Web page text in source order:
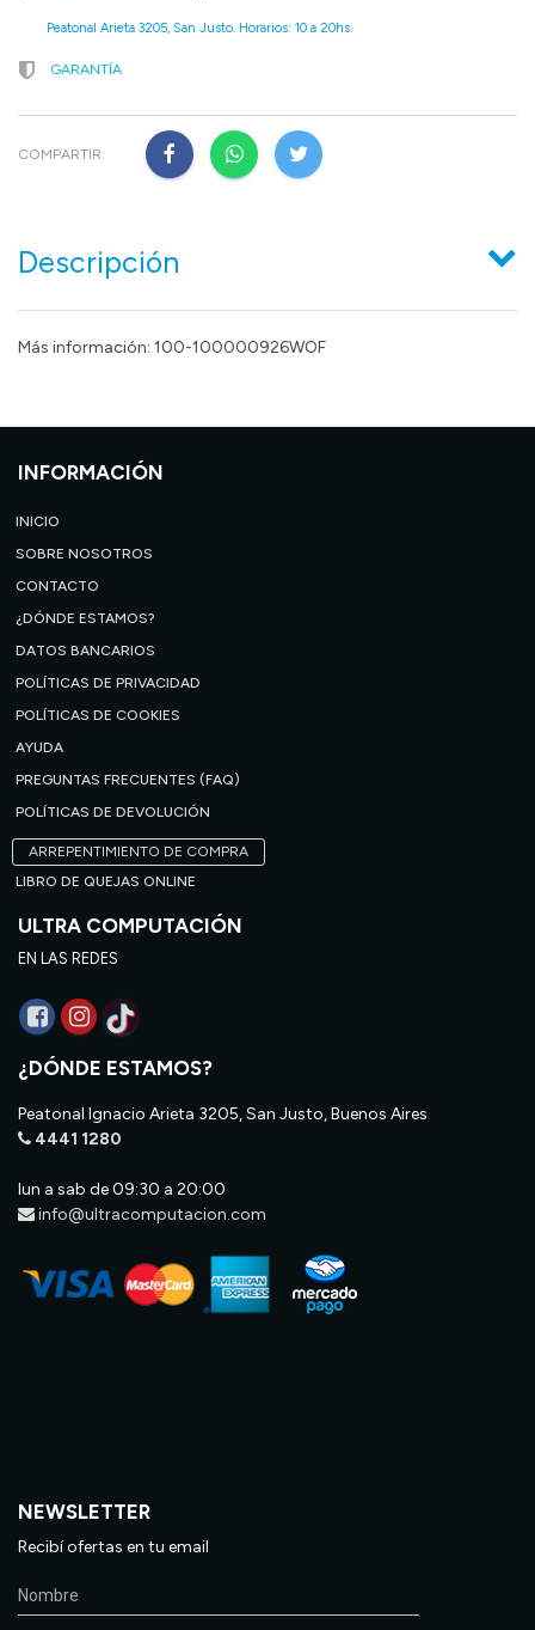
Peatonal Arieta 3205, San Justo. Horarios: 10 a 20hs.
GARANTÍA
COMPARTIR:
Descripción
Más información: 100-100000926WOF
INFORMACIÓN
INICIO
SOBRE NOSOTROS
CONTACTO
¿DÓNDE ESTAMOS?
DATOS BANCARIOS
POLÍTICAS DE PRIVACIDAD
POLÍTICAS DE COOKIES
AYUDA
PREGUNTAS FRECUENTES (FAQ)
POLÍTICAS DE DEVOLUCIÓN
ARREPENTIMIENTO DE COMPRA
LIBRO DE QUEJAS ONLINE
ULTRA COMPUTACIÓN
EN LAS REDES
¿DÓNDE ESTAMOS?
Peatonal Ignacio Arieta 3205, San Justo, Buenos Aires
4441 1280
lun a sab de 09:30 a 20:00
info@ultracomputacion.com
NEWSLETTER
Recibí ofertas en tu email